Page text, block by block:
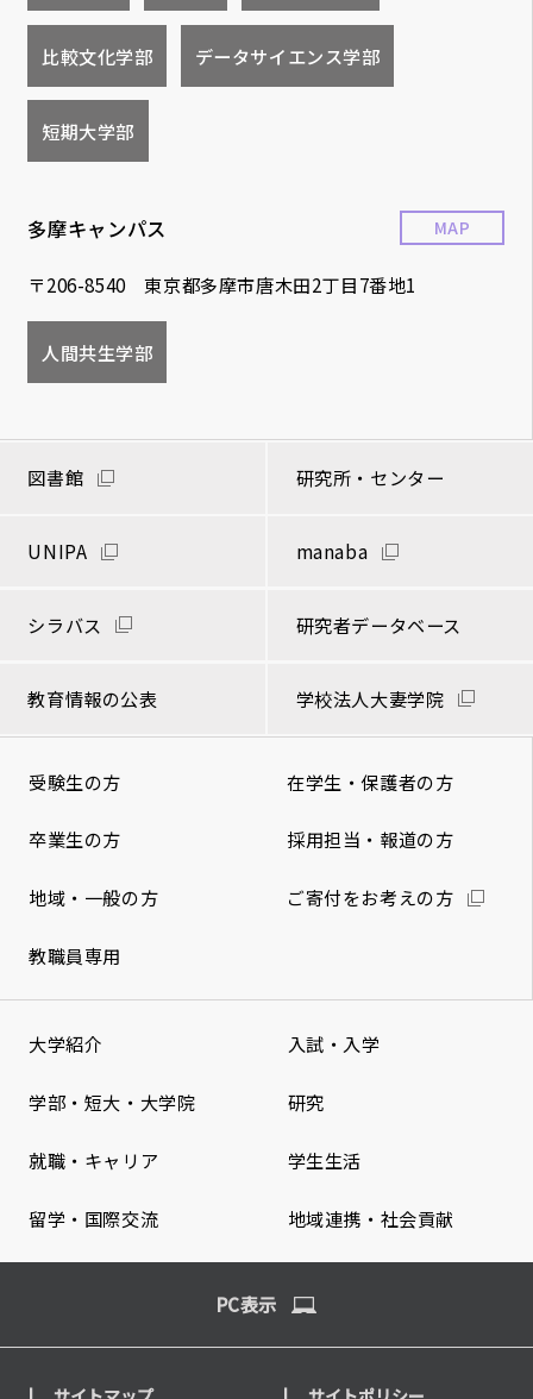
比較文化学部 データサイエンス学部
短期大学部
多摩キャンパス
〒206-8540 東京都多摩市唐木田2丁目7番地1
MAP
人間共生学部
図書館 研究所・センター
UNIPA manaba
シラバス 研究者データベース
教育情報の公表 学校法人大妻学院
受験生の方 在学生・保護者の方
卒業生の方 採用担当・報道の方
地域・一般の方 ご寄付をお考えの方
教職員専用
大学紹介 入試・入学
学部・短大・大学院 研究
就職・キャリア 学生生活
留学・国際交流 地域連携・社会貢献
PC表示